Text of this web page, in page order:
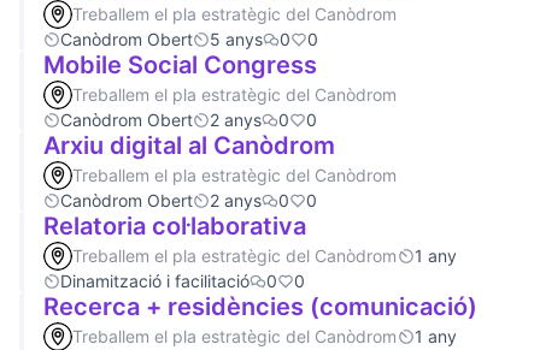
Treballem el pla estratègic del Canòdrom
Canòdrom Obert
5 anys 0 0
Mobile Social Congress
Treballem el pla estratègic del Canòdrom
Canòdrom Obert
2 anys 0 0
Arxiu digital al Canòdrom
Treballem el pla estratègic del Canòdrom
Canòdrom Obert
2 anys 0 0
Relatoria col·laborativa
Treballem el pla estratègic del Canòdrom
1 any
Dinamització i facilitació
0 0
Recerca + residències (comunicació)
Treballem el pla estratègic del Canòdrom
1 any